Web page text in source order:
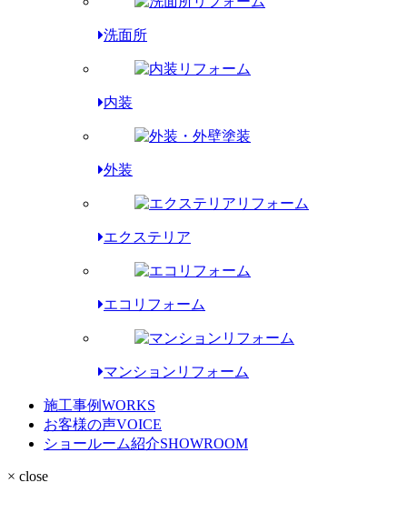
洗面所
内装
外装
エクステリア
エコリフォーム
マンションリフォーム
施工事例WORKS
お客様の声VOICE
ショールーム紹介SHOWROOM
× close